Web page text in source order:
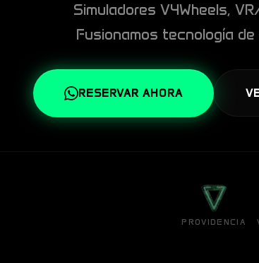
Simuladores V4Wheels,
Fusionamos tecnología
RESERVAR AHORA
PROVIDENCIA